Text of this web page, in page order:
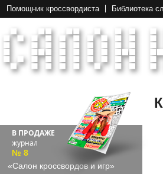
Помощник кроссвордиста Библиотека
В ПРОДАЖЕ
журнал
№ 8
«Салон кроссвордов и игр»